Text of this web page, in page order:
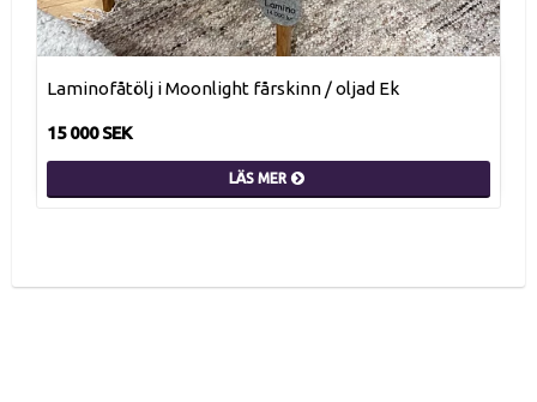
Laminofåtölj i Moonlight fårskinn / oljad Ek
15 000 SEK
LÄS MER